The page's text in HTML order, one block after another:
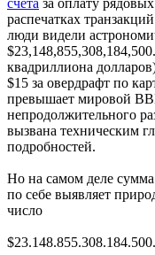
распечатках
люди видели
квадриллиона
$15 за овердрафт по
превышает мировой
непродолжительного
вызвана техническим
подробностей.
Но на самом деле
по себе выявляет
число